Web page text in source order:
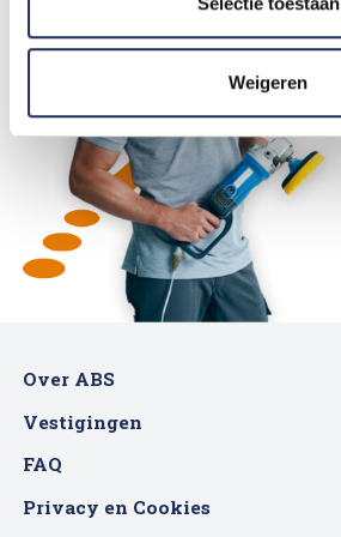
Weigeren
Over ABS
Vestigingen
FAQ
Privacy en Cookies